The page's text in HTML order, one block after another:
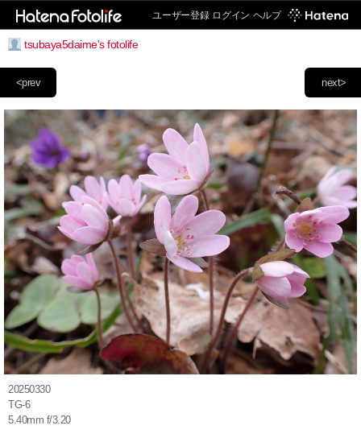
ユーザー登録 ログイン ヘルプ
tsubaya5daime's fotolife
next>
<prev
20250330
TG-6
5.40mm f/3.20